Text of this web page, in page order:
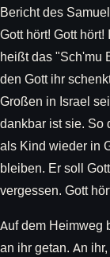
Bericht des
Gott hört! Gott
heißt das "Sch'mu
den Gott ihr
Großen in Israel
dankbar ist sie. So
als Kind wieder in
bleiben. Er soll
vergessen. Gott
Auf dem Heimweg
an ihr getan. An